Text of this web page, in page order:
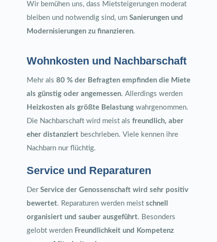
Wir bemühen uns, dass Mietsteigerungen moderat
bleiben und notwendig sind, um Sanierungen und
Modernisierungen zu finanzieren.
Wohnkosten und Nachbarschaft
Mehr als 80 % der Befragten empfinden die Miete
als günstig oder angemessen
. Allerdings werden
Heizkosten als größte Belastungwahrgenommen.
Die Nachbarschaft wird meist als freundlich, aber
eher distanziertbeschrieben. Viele kennen ihre
Nachbarn nur flüchtig.
Service und Reparaturen
Der Service der Genossenschaft wird sehr positiv
bewertet. Reparaturen werden meist schnell
organisiert und sauber ausgeführt. Besonders
gelobt werden Freundlichkeit und Kompetenz